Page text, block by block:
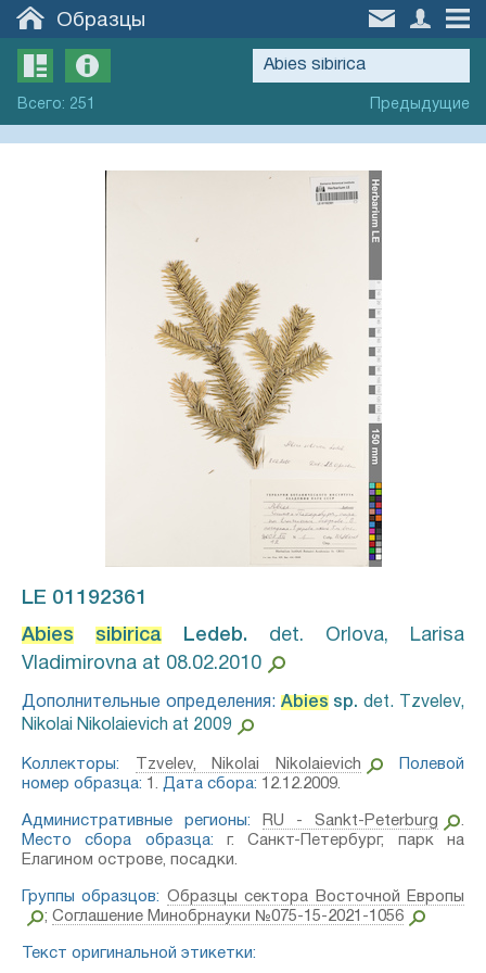
Образцы
Всего: 251 Предыдущие
LE 01192361
Abies sibirica Ledeb.⁣ det. Orlova, Larisa
Vladimirovna at 08.02.2010
Дополнительные определения: Abies sp.⁣ det. Tzvelev,
Nikolai Nikolaievich at 2009
Коллекторы: Tzvelev, Nikolai Nikolaievich
Полевой
номер образца: 1. Дата сбора: 12.12.2009.
Административные регионы: RU - Sankt-Peterburg
.
Место сбора образца: г. Санкт-Петербург, парк на
Елагином острове, посадки.
Группы образцов: Образцы сектора Восточной Европы
; Соглашение Минобрнауки №075-15-2021-1056
Текст оригинальной этикетки: